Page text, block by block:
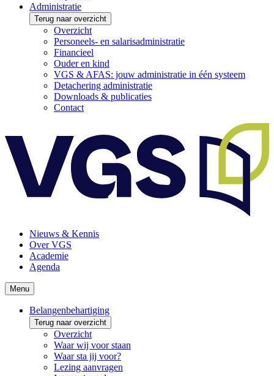
Administratie
Terug naar overzicht
Overzicht
Personeels- en salarisadministratie
Financieel
Ouder en kind
VGS & AFAS: jouw administratie in één systeem
Detachering administratie
Downloads & publicaties
Contact
Nieuws & Kennis
Over VGS
Academie
Agenda
Menu
Belangenbehartiging
Terug naar overzicht
Overzicht
Waar wij voor staan
Waar sta jij voor?
Lezing aanvragen